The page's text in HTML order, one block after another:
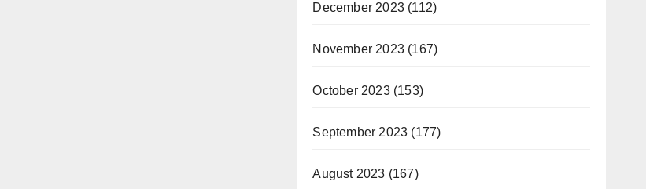
December 2023(112)
November 2023(167)
October 2023(153)
September 2023 (177)
August 2023 (167)